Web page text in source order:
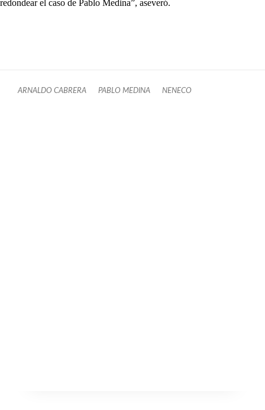
redondear el caso de Pablo Medina”, aseveró.
ARNALDO CABRERA PABLO MEDINA NENECO